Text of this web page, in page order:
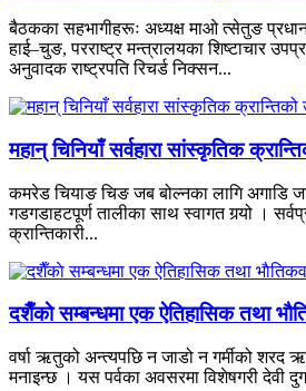
बैठकका सहभागीहरूः अध्यक्ष माओ त्सेतुङ
हाई–चुङ, परराष्ट्र मन्त्रालयका शिष्टाचार
अनुवादक राष्ट्रपति रिचर्ड निक्सन...
महान् चिनियाँ सर्वहारा सांस्कृतिक
कमरेड चियाङ चिङ जब बोल्नका लागि अगाडि
गडगडाहटपूर्ण तालीका साथ स्वागत गर्‍यो ।
क्रान्तिकारी...
दशैँकाे सम्बन्धमा एक ऐतिहासिक तथा
वर्षा ऋतुको अन्त्यपछि न जाडो न गर्मीको शरद
मनाइन्छ । यस पर्वका अवसरमा विशेषगरी देवी